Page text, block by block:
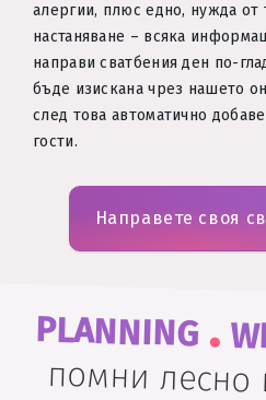
алергии, плюс едно, нужда от
настаняване – всяка
направи сватбения ден по-
бъде изискана чрез нашето
след това автоматично
гости.
Направете своя
PLANNING .